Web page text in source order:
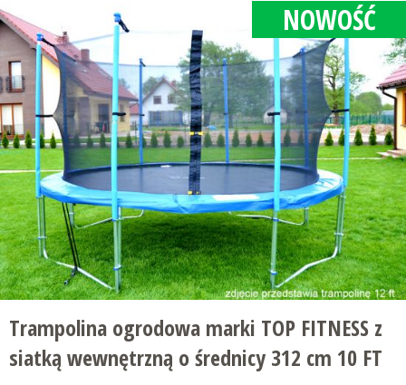
NOWOŚĆ
Trampolina ogrodowa marki TOP FITNESS z
siatką wewnętrzną o średnicy 312 cm 10 FT